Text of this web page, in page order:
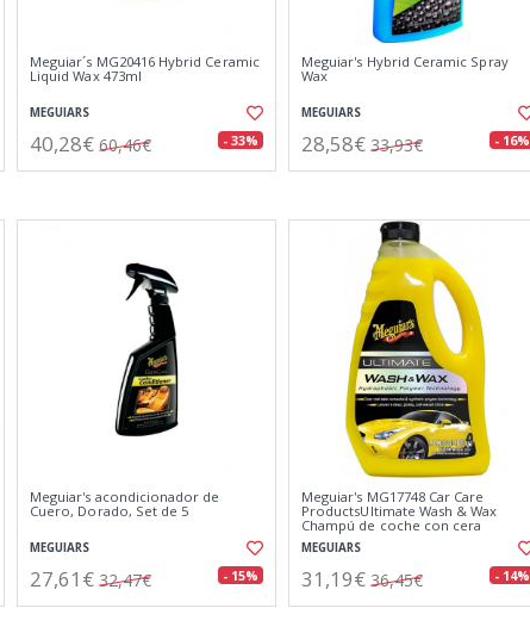
Meguiar´s MG20416 Hybrid Ceramic
Liquid Wax 473ml
MEGUIARS
40,28€ 60,46€ - 33%
Meguiar's Hybrid Ceramic Spray
Wax
MEGUIARS
28,58€ 33,93€ - 16%
Meguiar's acondicionador de
Cuero, Dorado, Set de 5
MEGUIARS
27,61€ 32,47€ - 15%
Meguiar's MG17748 Car Care
ProductsUltimate Wash & Wax
Champú de coche con cera
MEGUIARS
31,19€ 36,45€ - 14%